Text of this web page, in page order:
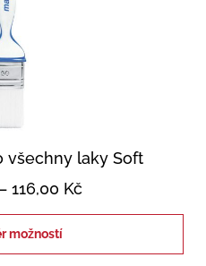
všechny laky Soft
116,00 Kč
možností